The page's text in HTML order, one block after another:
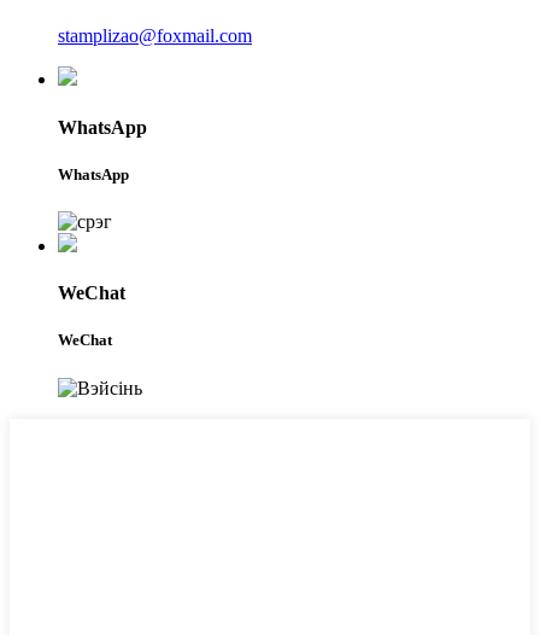
stamplizao@foxmail.com
WhatsApp
WhatsApp
WeChat
WeChat